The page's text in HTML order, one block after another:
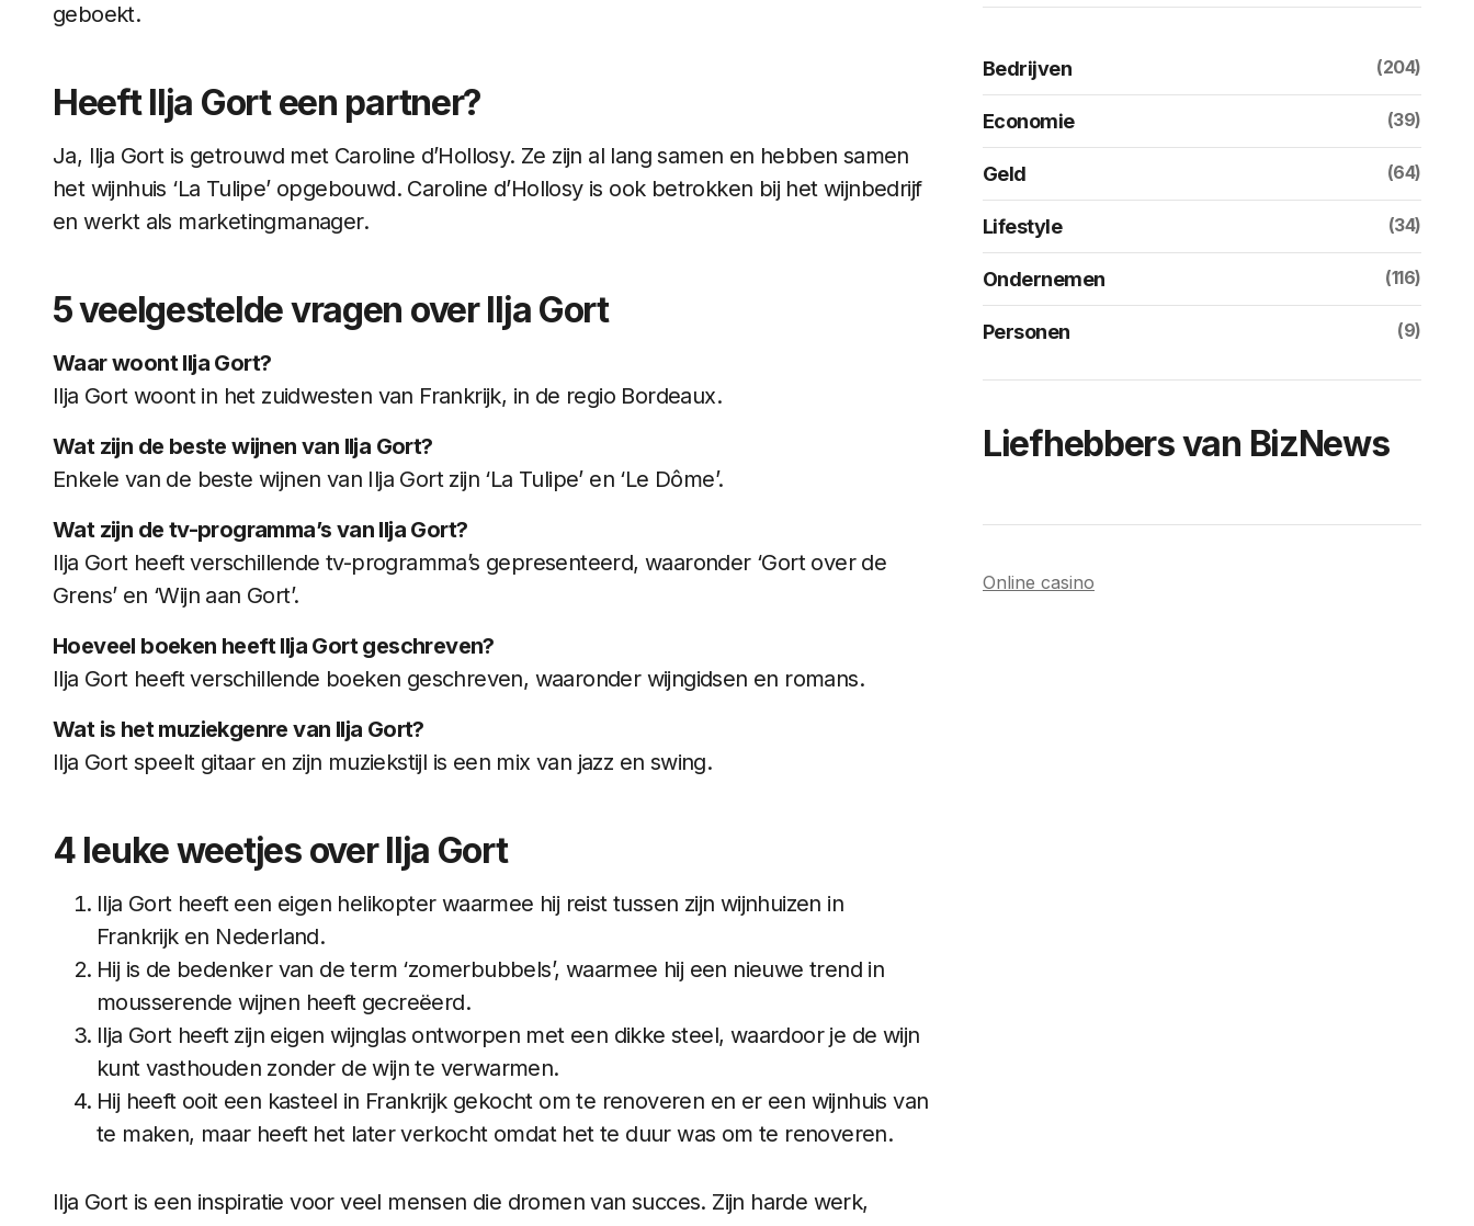
geboekt.
Heeft Ilja Gort een partner?
Ja, Ilja Gort is getrouwd met Caroline d’Hollosy. Ze zijn al lang samen en hebben samen
het wijnhuis ‘La Tulipe’ opgebouwd. Caroline d’Hollosy is ook betrokken bij het wijnbedrijf
en werkt als marketingmanager.
5 veelgestelde vragen over Ilja Gort
Waar woont Ilja Gort?
Ilja Gort woont in het zuidwesten van Frankrijk, in de regio Bordeaux.
Wat zijn de beste wijnen van Ilja Gort?
Enkele van de beste wijnen van Ilja Gort zijn ‘La Tulipe’ en ‘Le Dôme’.
Wat zijn de tv-programma’s van Ilja Gort?
Ilja Gort heeft verschillende tv-programma’s gepresenteerd, waaronder ‘Gort over de
Grens’ en ‘Wijn aan Gort’.
Hoeveel boeken heeft Ilja Gort geschreven?
Ilja Gort heeft verschillende boeken geschreven, waaronder wijngidsen en romans.
Wat is het muziekgenre van Ilja Gort?
Ilja Gort speelt gitaar en zijn muziekstijl is een mix van jazz en swing.
4 leuke weetjes over Ilja Gort
Ilja Gort heeft een eigen helikopter waarmee hij reist tussen zijn wijnhuizen in
Frankrijk en Nederland.
Hij is de bedenker van de term ‘zomerbubbels’, waarmee hij een nieuwe trend in
mousserende wijnen heeft gecreëerd.
Ilja Gort heeft zijn eigen wijnglas ontworpen met een dikke steel, waardoor je de wijn
kunt vasthouden zonder de wijn te verwarmen.
Hij heeft ooit een kasteel in Frankrijk gekocht om te renoveren en er een wijnhuis van
te maken, maar heeft het later verkocht omdat het te duur was om te renoveren.
Ilja Gort is een inspiratie voor veel mensen die dromen van succes. Zijn harde werk,
Bedrijven (204)
Economie (39)
Geld (64)
Lifestyle (34)
Ondernemen (116)
Personen (9)
Liefhebbers van BizNews
Online casino